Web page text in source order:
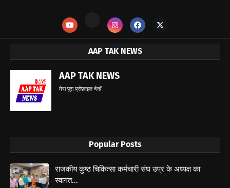
AAP TAK NEWS
AAP TAK NEWS
मेरा पूरा प्रोफ़ाइल देखें
Popular Posts
राजकीय कुष्ठ चिकित्सा कर्मचारी संघ उप्र के अध्यक्ष का
स्वागत...